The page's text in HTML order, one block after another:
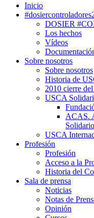
Inicio
DOSIER
Los hechos
Vídeos
Sobre nosotros
Sobre nosotros
Historia de
2010 cierre
USCA
ACAS.
USCA
Profesión
Profesión
Acceso a la
Historia del
Sala de prensa
Noticias
Notas de
Opinión